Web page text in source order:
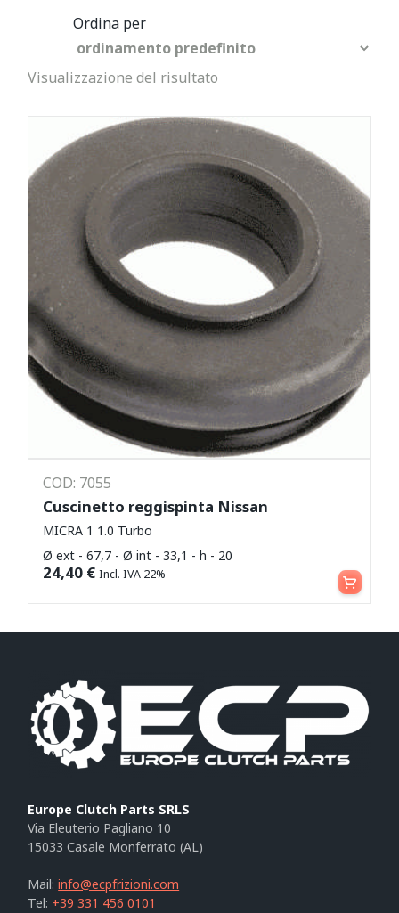
Visualizzazione del risultato
COD: 7055
Cuscinetto reggispinta Nissan
MICRA 1 1.0 Turbo
Ø ext - 67,7 - Ø int - 33,1 - h - 20
24,40 € Incl. IVA 22% Aggiungi al carrello
Europe Clutch Parts SRLS
Via Eleuterio Pagliano 10
15033 Casale Monferrato (AL)
Mail:info@ecpfrizioni.com
Tel: +39 331 456 0101